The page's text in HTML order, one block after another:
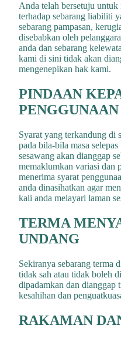
Anda telah bersetuju
terhadap sebarang liabiliti
sebarang pampasan,
disebabkan oleh
anda dan sebarang
kami di sini tidak akan
mengenepikan hak kami.
PINDAAN
PENGGUNAAN
Syarat yang terkandung di
pada bila-bila masa
sesawang akan dianggap
memaklumkan variasi dan
menerima syarat
anda dinasihatkan agar
kali anda melayari laman
TERMA
UNDANG
Sekiranya sebarang terma
tidak sah atau tidak boleh
dipadamkan dan dianggap
kesahihan dan
RAKAMAN